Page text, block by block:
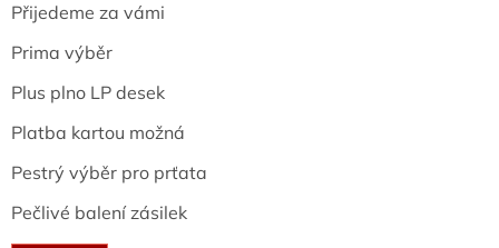
Přijedeme za vámi
Prima výběr
Plus plno LP desek
Platba kartou možná
Pestrý výběr pro prťata
Pečlivé balení zásilek